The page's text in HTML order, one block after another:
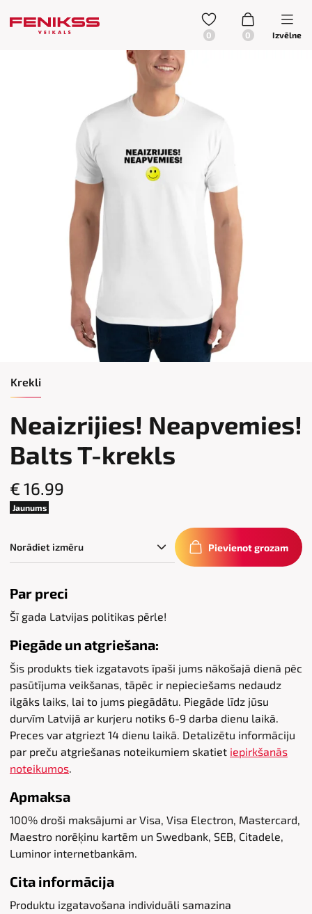
Izvēlne
Krekli
Neaizrijies! Neapvemies!
Balts T-krekls
€ 16.99
Jaunums
Pievienot grozam
Par preci
Šī gada Latvijas politikas pērle!
Piegāde un atgriešana:
Šis produkts tiek izgatavots īpaši jums nākošajā dienā pēc
pasūtījuma veikšanas, tāpēc ir nepieciešams nedaudz
ilgāks laiks, lai to jums piegādātu. Piegāde līdz jūsu
durvīm Latvijā ar kurjeru notiks 6-9 darba dienu laikā.
Preces var atgriezt 14 dienu laikā. Detalizētu informāciju
par preču atgriešanas noteikumiem skatiet iepirkšanās
noteikumos.
Apmaksa
100% droši maksājumi ar Visa, Visa Electron, Mastercard,
Maestro norēķinu kartēm un Swedbank, SEB, Citadele,
Luminor internetbankām.
Cita informācija
Produktu izgatavošana individuāli samazina